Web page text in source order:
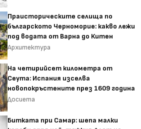
Праисторическите селища по
българското Черноморие: какво лежи
под водата от Варна до Китен
Архитектура
На четирийсет километра от
Сеута: Испания изселва
новопокръстените през 1609 година
Досиета
Битката при Самар: шепа малки